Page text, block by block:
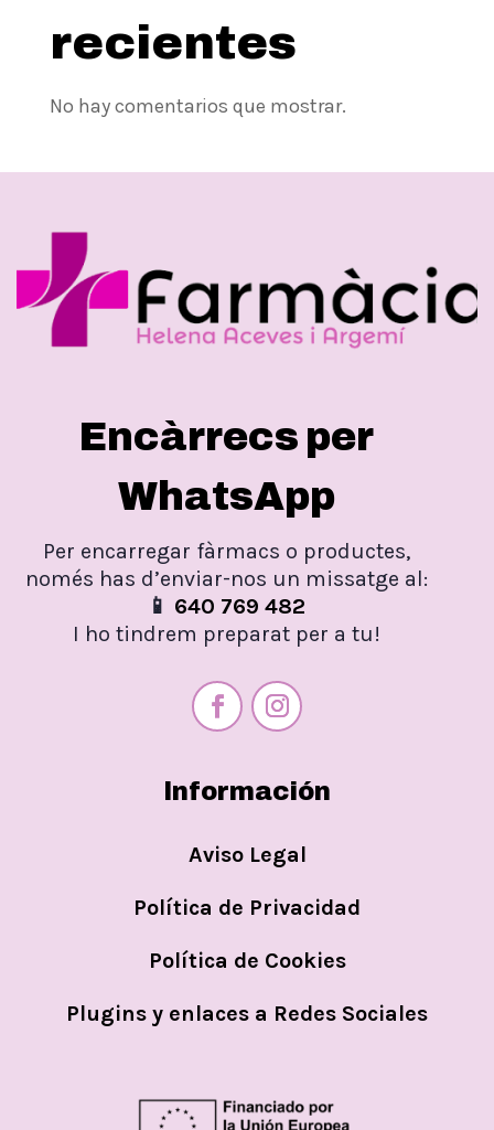
recientes
No hay comentarios que mostrar.
Encàrrecs per
WhatsApp
Per encarregar fàrmacs o productes,
només has d’enviar-nos un missatge al:
📱 640 769 482
I ho tindrem preparat per a tu!
Información
Aviso Legal
Política de Privacidad
Política de Cookies
Plugins y enlaces a Redes Sociales